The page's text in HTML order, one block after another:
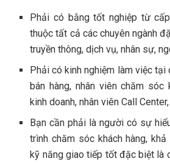
Phải có bằng tốt nghiệp từ
thuộc tất cả các chuyên ngành
truyền thông, dịch vụ, nhân sự,
Phải có kinh nghiệm làm việc tại
bán hàng, nhân viên chăm sóc
kinh doanh, nhân viên Call
Bạn cần phải là người có sự
trình chăm sóc khách hàng,
kỹ năng giao tiếp tốt đặc biệt là